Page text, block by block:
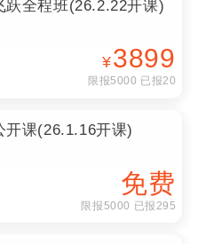
全程班(26.2.22开课)
¥3899
限报5000 已报20
课(26.1.16开课)
免费
限报5000 已报295